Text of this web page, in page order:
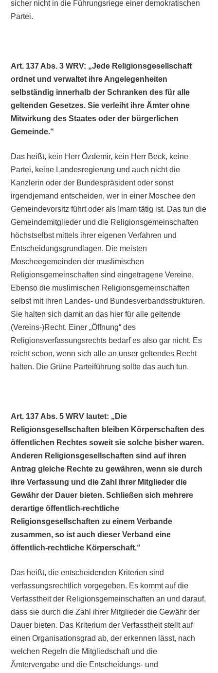
sicher nicht in die Führungsriege einer demokratischen
Partei.
Art. 137 Abs. 3 WRV: „Jede Religionsgesellschaft
ordnet und verwaltet ihre Angelegenheiten
selbständig innerhalb der Schranken des für alle
geltenden Gesetzes. Sie verleiht ihre Ämter ohne
Mitwirkung des Staates oder der bürgerlichen
Gemeinde.“
Das heißt, kein Herr Özdemir, kein Herr Beck, keine
Partei, keine Landesregierung und auch nicht die
Kanzlerin oder der Bundespräsident oder sonst
irgendjemand entscheiden, wer in einer Moschee den
Gemeindevorsitz führt oder als Imam tätig ist. Das tun die
Gemeindemitglieder und die Religionsgemeinschaften
höchstselbst mittels ihrer eigenen Verfahren und
Entscheidungsgrundlagen. Die meisten
Moscheegemeinden der muslimischen
Religionsgemeinschaften sind eingetragene Vereine.
Ebenso die muslimischen Religionsgemeinschaften
selbst mit ihren Landes- und Bundesverbandsstrukturen.
Sie halten sich damit an das hier für alle geltende
(Vereins-)Recht. Einer „Öffnung“ des
Religionsverfassungsrechts bedarf es also gar nicht. Es
reicht schon, wenn sich alle an unser geltendes Recht
halten. Die Grüne Parteiführung sollte das auch tun.
Art. 137 Abs. 5 WRV lautet: „Die
Religionsgesellschaften bleiben Körperschaften des
öffentlichen Rechtes soweit sie solche bisher waren.
Anderen Religionsgesellschaften sind auf ihren
Antrag gleiche Rechte zu gewähren, wenn sie durch
ihre Verfassung und die Zahl ihrer Mitglieder die
Gewähr der Dauer bieten. Schließen sich mehrere
derartige öffentlich-rechtliche
Religionsgesellschaften zu einem Verbande
zusammen, so ist auch dieser Verband eine
öffentlich-rechtliche Körperschaft.“
Das heißt, die entscheidenden Kriterien sind
verfassungsrechtlich vorgegeben. Es kommt auf die
Verfasstheit der Religionsgemeinschaften an und darauf,
dass sie durch die Zahl ihrer Mitglieder die Gewähr der
Dauer bieten. Das Kriterium der Verfasstheit stellt auf
einen Organisationsgrad ab, der erkennen lässt, nach
welchen Regeln die Mitgliedschaft und die
Ämtervergabe und die Entscheidungs- und